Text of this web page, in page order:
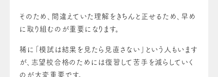
そのため、間違えていた理解をきちんと正せるため、早め
に取り組むのが重要になります。
稀に「模試は結果を見たら見直さない」という人もいます
が、志望校合格のためには復習して苦手を減らしていく
のが大変重要です。